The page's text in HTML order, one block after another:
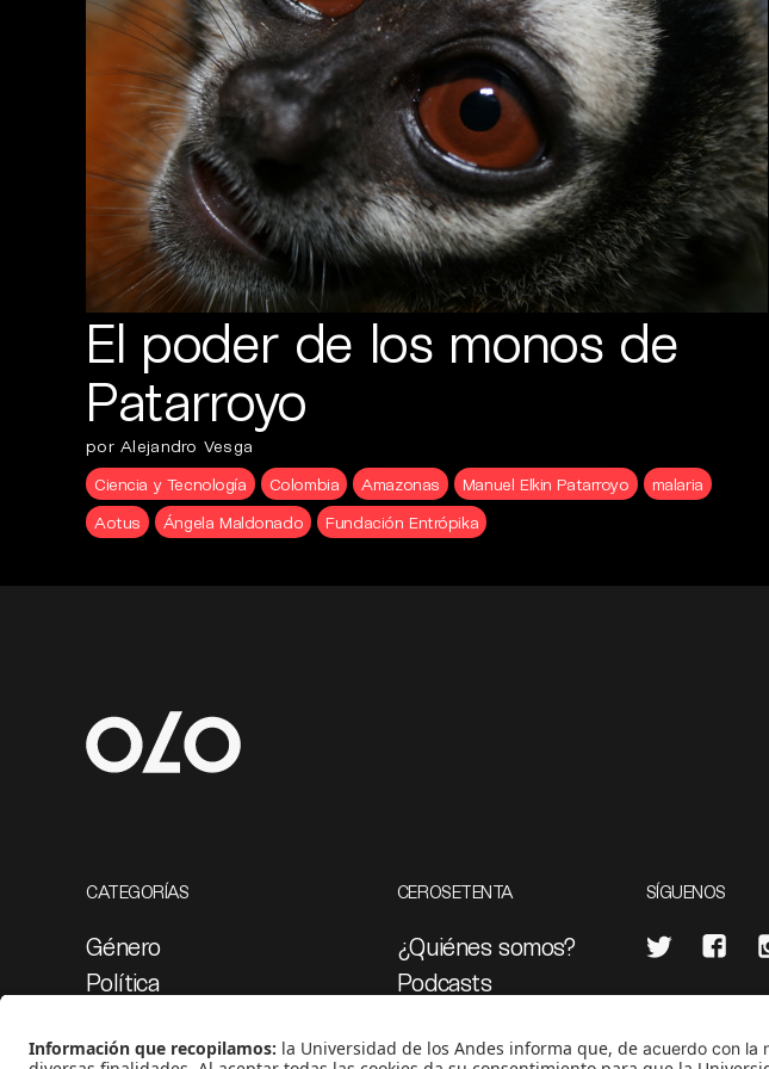
El poder de los monos de
Patarroyo
por Alejandro Vesga
Ciencia y Tecnología
Colombia Amazonas Manuel Elkin Patarroyo
malaria
Aotus
Ángela Maldonado Fundación Entrópika
CATEGORÍAS
Género
Política
Medio ambiente
CEROSETENTA
¿Quiénes somos?
Podcasts
Proyectos 070
SÍGUENOS